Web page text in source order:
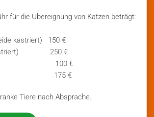
für die Übereignung von Katzen beträgt:
kastriert) 150 €
kastriert) 250 €
100 €
175 €
Tiere nach Absprache.